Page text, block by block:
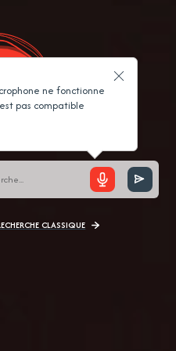
ne fonctionne
pas compatible
CLASSIQUE